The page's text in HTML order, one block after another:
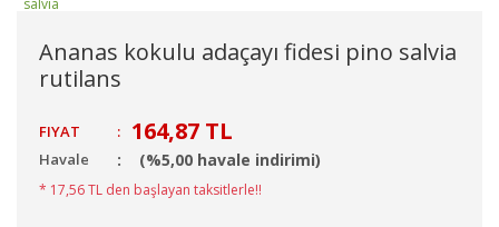
Ananas kokulu adaçayı fidesi pino salvia
rutilans
FIYAT : 164,87 TL
Havale (%5,00 havale indirimi)
* 17,56 TL den başlayan taksitlerle!!